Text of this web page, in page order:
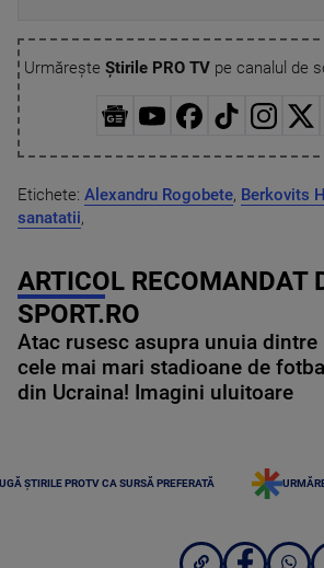
Urmărește Știrile PRO TVpe canalul de
Etichete: Alexandru Rogobete, Berkovits
sanatatii,
ARTICOL RECOMANDAT
SPORT.RO
Atac rusesc asupra unuia dintre
cele mai mari stadioane de fotbal
din Ucraina! Imagini uluitoare
ȘTIRILE PROTV CA SURSĂ PREFERATĂ